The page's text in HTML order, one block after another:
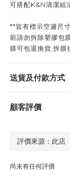
可搭配K&N清潔組
**皆有標示空濾尺
前請勿拆除塑膠包
膜可包退換貨,拆膜
送貨及付款方式
顧客評價
尚未有任何評價